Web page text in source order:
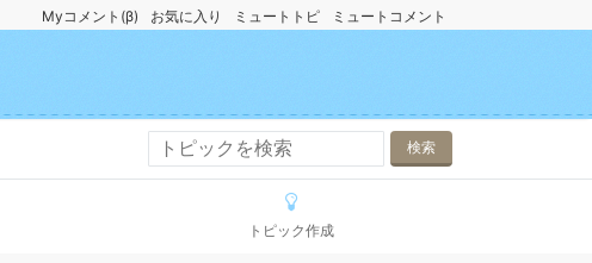
ミュートコメント
ミュートトピ
お気に入り
Myコメント(β)
トピック作成